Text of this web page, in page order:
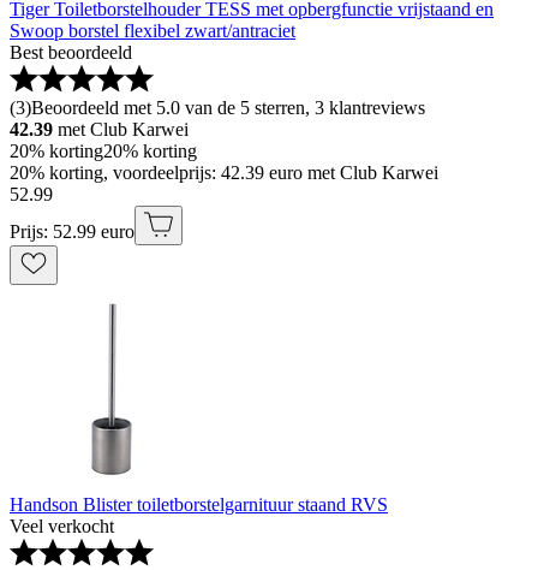
Tiger Toiletborstelhouder TESS met opbergfunctie vrijstaand en
Swoop borstel flexibel zwart/antraciet
Best beoordeeld
(3)Beoordeeld met 5.0 van de 5 sterren, 3 klantreviews
42.39 met Club Karwei
20% korting20% korting
20% korting, voordeelprijs: 42.39 euro met Club Karwei
52.99
Prijs: 52.99 euro
Handson Blister toiletborstelgarnituur staand RVS
Veel verkocht